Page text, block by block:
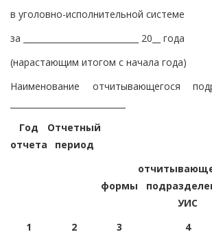
в уголовно-исполнительной системе
за ____________________________ 20__ года
(нарастающим итогом с начала года)
Наименование отчитывающегося
Год
отчета
Отчетный
период
формы
УИС
1 2 3 4